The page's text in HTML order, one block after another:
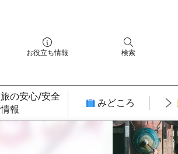
お役立ち情報 検索
旅の安心/安全
情報
みどころ